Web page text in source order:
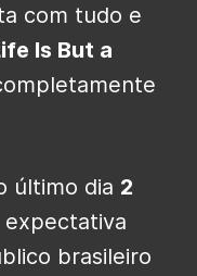
com tudo e
Is But a
último dia 2
expectativa
brasileiro